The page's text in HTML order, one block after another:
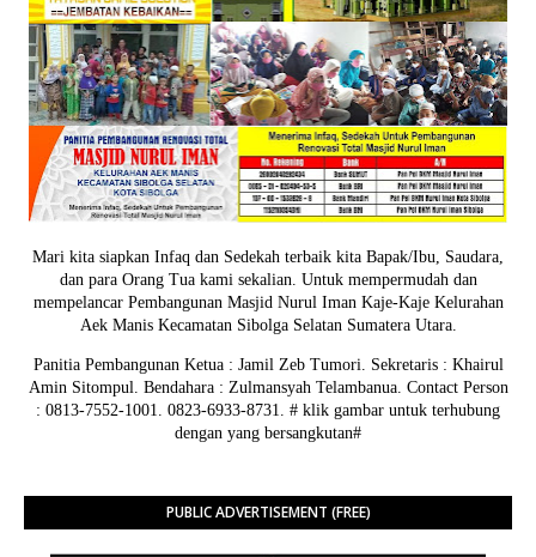
Mari kita siapkan Infaq dan Sedekah terbaik kita Bapak/Ibu, Saudara,
dan para Orang Tua kami sekalian. Untuk mempermudah dan
mempelancar Pembangunan Masjid Nurul Iman Kaje-Kaje Kelurahan
Aek Manis Kecamatan Sibolga Selatan Sumatera Utara.
Panitia Pembangunan Ketua : Jamil Zeb Tumori. Sekretaris : Khairul
Amin Sitompul. Bendahara : Zulmansyah Telambanua. Contact Person
: 0813-7552-1001. 0823-6933-8731. # klik gambar untuk terhubung
dengan yang bersangkutan#
PUBLIC ADVERTISEMENT (FREE)